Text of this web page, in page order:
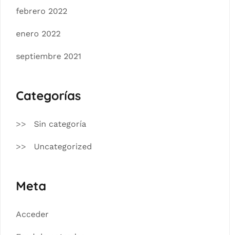
febrero 2022
enero 2022
septiembre 2021
Categorías
Sin categoría
Uncategorized
Meta
Acceder